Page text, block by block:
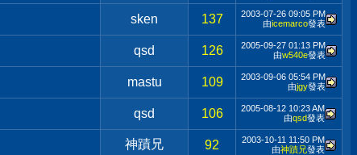
sken 137 2003-07-26 09:05 PM
由icemarco發表
qsd 126 2005-09-27 01:13 PM
由w540e發表
mastu 109 2003-09-06 05:54 PM
由jgy發表
qsd 106 2005-08-12 10:23 AM
由qsd發表
神蹟兄 92 2003-10-11 11:50 PM
由神蹟兄發表